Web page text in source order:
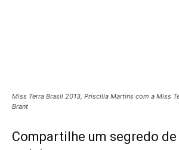
Miss Terra Brasil 2013, Priscilla Martins com a Miss
Brant
Compartilhe um segredo